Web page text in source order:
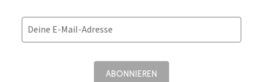
Deine E-Mail-Adresse
ABONNIEREN